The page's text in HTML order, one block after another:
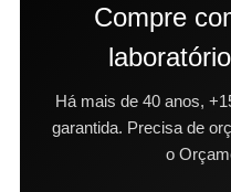
Compre
Há mais de 40 anos,
garantida. Precisa de
o